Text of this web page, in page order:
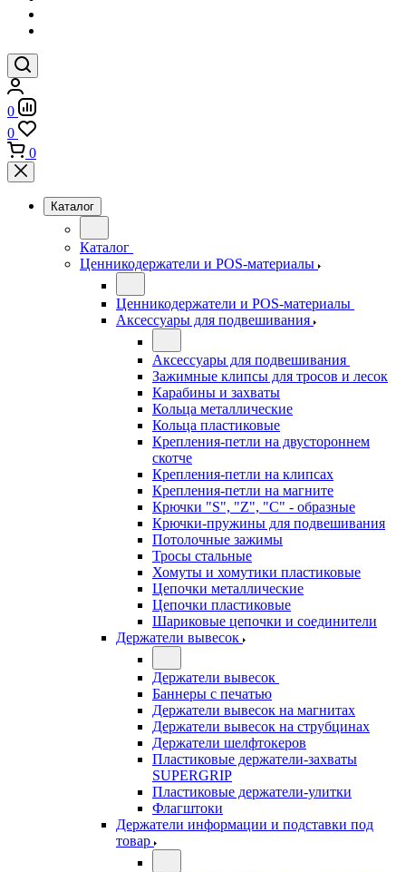
0
0
0
Каталог
Каталог
Ценникодержатели и POS-материалы
Ценникодержатели и POS-материалы
Аксессуары для подвешивания
Аксессуары для подвешивания
Зажимные клипсы для тросов и лесок
Карабины и захваты
Кольца металлические
Кольца пластиковые
Крепления-петли на двустороннем
скотче
Крепления-петли на клипсах
Крепления-петли на магните
Крючки "S", "Z", "C" - образные
Крючки-пружины для подвешивания
Потолочные зажимы
Тросы стальные
Хомуты и хомутики пластиковые
Цепочки металлические
Цепочки пластиковые
Шариковые цепочки и соединители
Держатели вывесок
Держатели вывесок
Баннеры с печатью
Держатели вывесок на магнитах
Держатели вывесок на струбцинах
Держатели шелфтокеров
Пластиковые держатели-захваты
SUPERGRIP
Пластиковые держатели-улитки
Флагштоки
Держатели информации и подставки под
товар